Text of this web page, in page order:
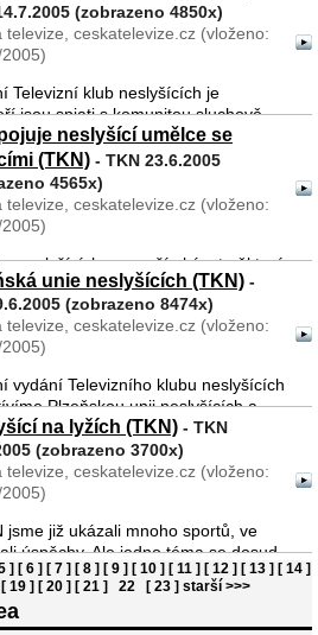
těla. Jako jeden z prv ...
(zobrazeno 4850x)
televize, ceskatelevize.cz (vloženo:
Televizní klub neslyšících je
jsou spjati s komunitou sluchově
pan Jaroslav Paur, který je od
Svazu neslyšících a
neslyšící umělce se
(TKN) - TKN 23.6.2005
4565x)
televize, ceskatelevize.cz (vloženo:
neslyšících se snaží ukázat některé
slyšící a neslyšící populace.
ze spojovacích článků onoho
unie neslyšících (TKN) -
(zobrazeno 8474x)
televize, ceskatelevize.cz (vloženo:
vydání Televizního klubu neslyšících
Plzeňskou unii neslyšících a
i s některými jejími členy. Zjistíme,
může být ...
na lyžích (TKN) - TKN
(zobrazeno 3700x)
televize, ceskatelevize.cz (vloženo:
jsme již ukázali mnoho sportů, ve
úspěchy. Ale jedno téma se dosud
Jde o lyžování neslyšících.
Vydali jsme se se štábem d
] [ 6 ] [ 7 ] [ 8 ] [ 9 ] [ 10 ] [ 11 ] [ 12 ] [ 13 ] [ 14 ]
[ 19 ] [ 20 ] [ 21 ] 22 [ 23 ] starší >>>